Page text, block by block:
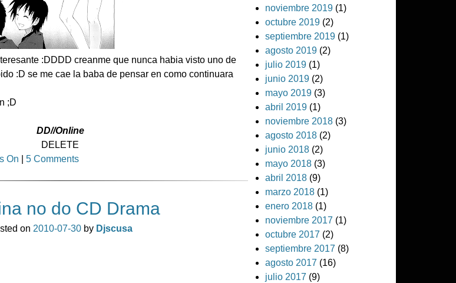
:DDDD creanme que nunca habia visto uno de
:D se me cae la baba de pensar en como continuara
;D
DD//Online
DELETE
On 5 Comments
no do CD Drama
on 2010-07-30by Djscusa
noviembre 2019 (1)
octubre 2019 (2)
septiembre 2019 (1)
agosto 2019 (2)
julio 2019 (1)
junio 2019 (2)
mayo 2019 (3)
abril 2019 (1)
noviembre 2018 (3)
agosto 2018 (2)
junio 2018 (2)
mayo 2018 (3)
abril 2018 (9)
marzo 2018 (1)
enero 2018 (1)
noviembre 2017 (1)
octubre 2017 (2)
septiembre 2017 (8)
agosto 2017 (16)
julio 2017 (9)